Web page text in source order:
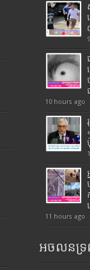
10 hours ago
11 hours ago
អចលនទ្រ